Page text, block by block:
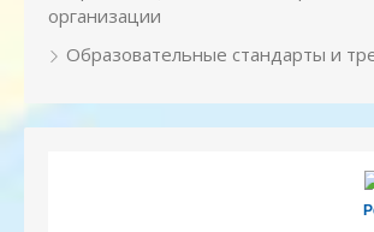
организации
Образовательные стандарты и